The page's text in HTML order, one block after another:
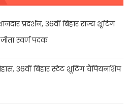
प्रदर्शन, 36वीं बिहार राज्य शूटिंग
स्वर्ण पदक
36वीं बिहार स्टेट शूटिंग चैंपियनशिप